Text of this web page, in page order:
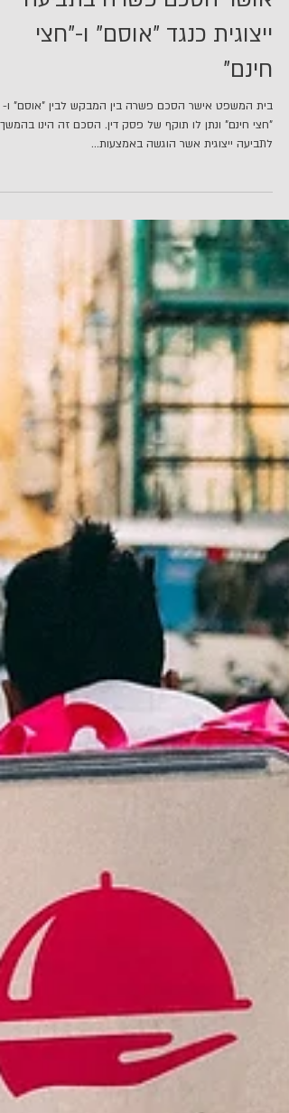
אושר הסכם פשרה בתביעה
חינם"
בית המשפט אישר הסכם פשרה בין המבקש לבין "אוסם" ו-
"חצי חינם" ונתן לו תוקף של פסק דין. הסכם זה הינו בהמשך
לתביעה ייצוגית אשר הוגשה באמצעות...